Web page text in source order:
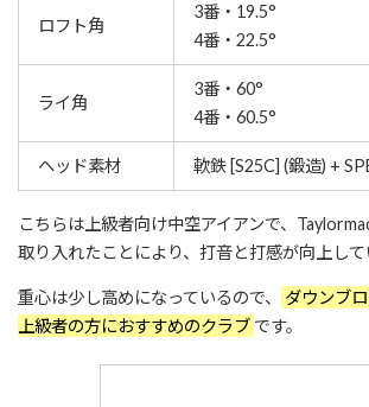
ロフト角
3番・19.5°
4番・22.5°
ライ角
3番・60°
4番・60.5°
ヘッド素材 軟鉄 [S25C] (鍛造) +
こちらは上級者向け中空アイアンで、
取り入れたことにより、打音と打感が向上して
重心は少し高めになっているので、
ダウンブ
上級者の方におすすめのクラブです。